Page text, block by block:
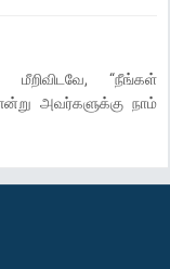
மீறிவிடவே, “நீங்கள்
அவர்களுக்கு நாம்